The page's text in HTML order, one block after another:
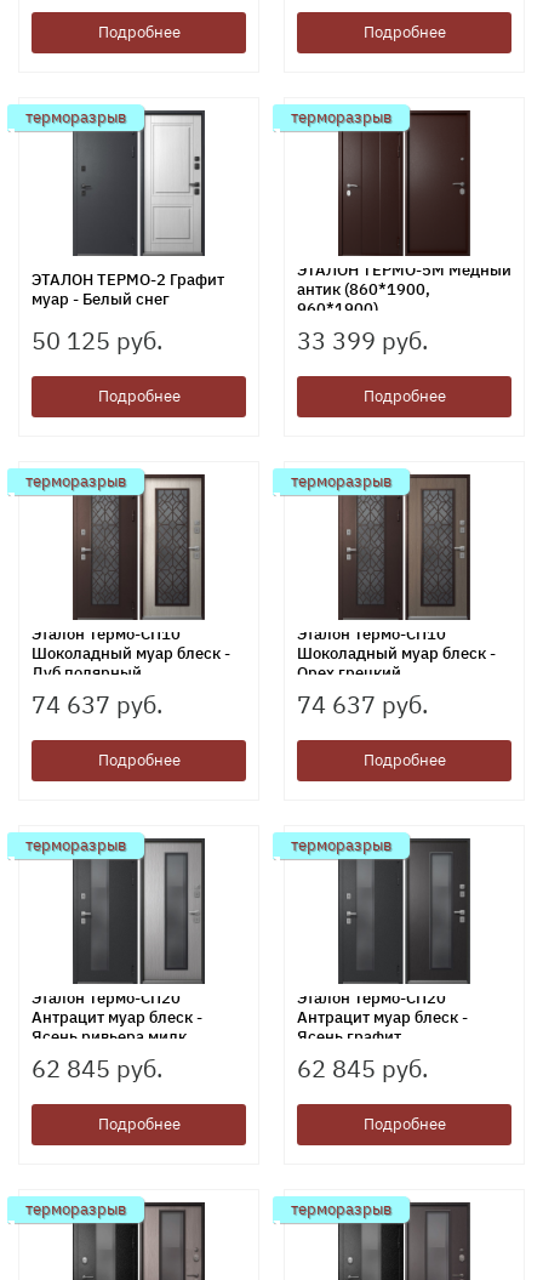
Подробнее Подробнее
терморазрыв
ЭТАЛОН ТЕРМО-2 Графит
муар - Белый снег
50 125 руб.
Подробнее
терморазрыв
ЭТАЛОН ТЕРМО-5М Медный
антик (860*1900,
960*1900)
33 399 руб.
Подробнее
терморазрыв
Эталон Термо-СП10
Шоколадный муар блеск -
Дуб полярный
74 637 руб.
Подробнее
терморазрыв
Эталон Термо-СП10
Шоколадный муар блеск -
Орех грецкий
74 637 руб.
Подробнее
терморазрыв
Эталон Термо-СП20
Антрацит муар блеск -
Ясень ривьера милк
62 845 руб.
Подробнее
терморазрыв
Эталон Термо-СП20
Антрацит муар блеск -
Ясень графит
62 845 руб.
Подробнее
терморазрыв терморазрыв